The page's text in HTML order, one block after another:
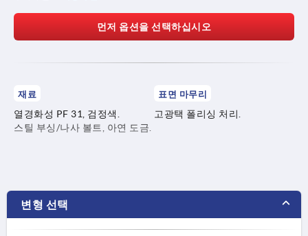
먼저 옵션을 선택하십시오
재료
열경화성 PF 31, 검정색.
스틸 부싱/나사 볼트, 아연 도금.
표면 마무리
고광택 폴리싱 처리.
변형 선택